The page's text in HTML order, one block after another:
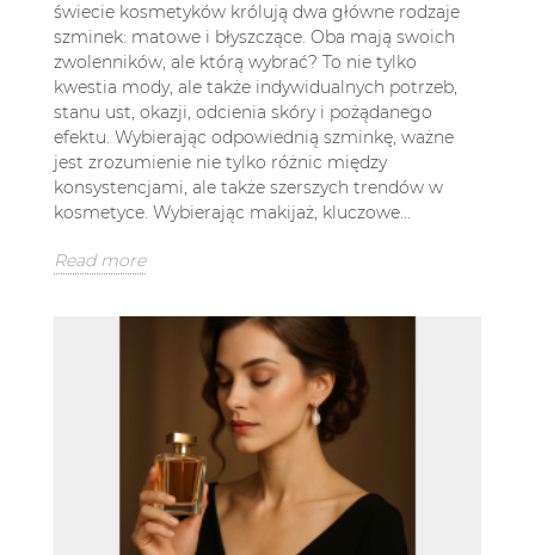
świecie kosmetyków królują dwa główne rodzaje
szminek: matowe i błyszczące. Oba mają swoich
zwolenników, ale którą wybrać? To nie tylko
kwestia mody, ale także indywidualnych potrzeb,
stanu ust, okazji, odcienia skóry i pożądanego
efektu. Wybierając odpowiednią szminkę, ważne
jest zrozumienie nie tylko różnic między
konsystencjami, ale także szerszych trendów w
kosmetyce. Wybierając makijaż, kluczowe...
Read more